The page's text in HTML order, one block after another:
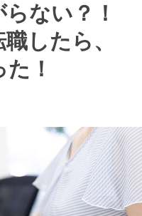
ない？！
したら、
！